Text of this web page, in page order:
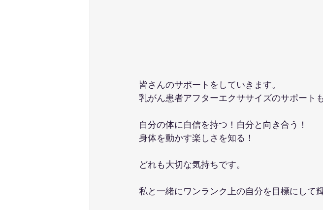
皆さんのサポートをしていきます。
乳がん患者アフターエクササイズのサポート
自分の体に自信を持つ！自分と向き合う！
身体を動かす楽しさを知る！
どれも大切な気持ちです。
私と一緒にワンランク上の自分を目標にして